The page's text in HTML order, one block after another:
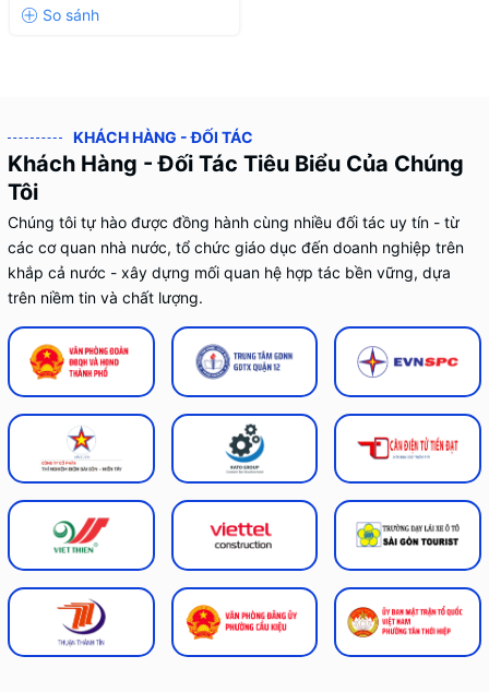
KHÁCH HÀNG - ĐỐI TÁC
Khách Hàng - Đối Tác Tiêu Biểu Của Chúng
Tôi
Chúng tôi tự hào được đồng hành cùng nhiều đối tác uy tín - từ
các cơ quan nhà nước, tổ chức giáo dục đến doanh nghiệp trên
khắp cả nước - xây dựng mối quan hệ hợp tác bền vững, dựa
trên niềm tin và chất lượng.